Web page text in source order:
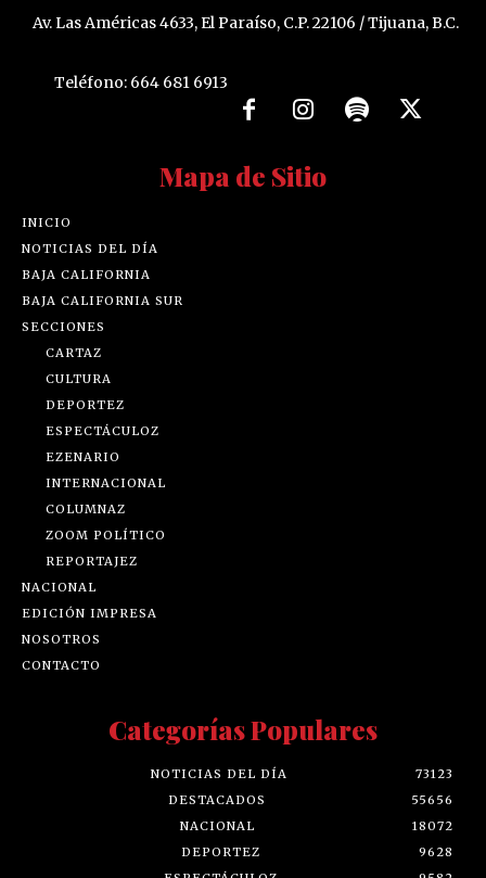
Av. Las Américas 4633, El Paraíso, C.P. 22106 / Tijuana, B.C.
Teléfono: 664 681 6913
Mapa de Sitio
INICIO
NOTICIAS DEL DÍA
BAJA CALIFORNIA
BAJA CALIFORNIA SUR
SECCIONES
CARTAZ
CULTURA
DEPORTEZ
ESPECTÁCULOZ
EZENARIO
INTERNACIONAL
COLUMNAZ
ZOOM POLÍTICO
REPORTAJEZ
NACIONAL
EDICIÓN IMPRESA
NOSOTROS
CONTACTO
Categorías Populares
NOTICIAS DEL DÍA
73123
DESTACADOS
55656
NACIONAL
18072
DEPORTEZ
9628